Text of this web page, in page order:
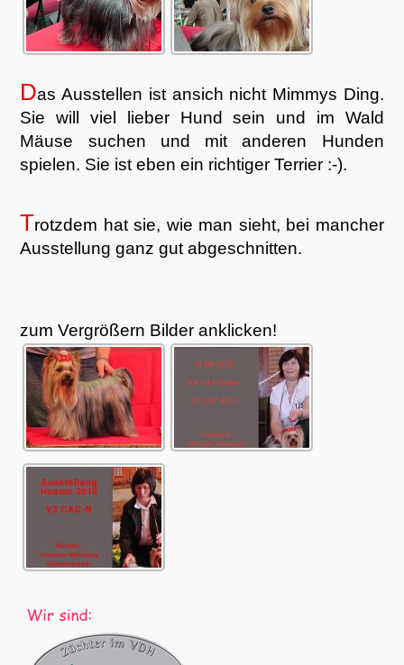
Das Ausstellen ist ansich nicht Mimmys Ding.
Sie will viel lieber Hund sein und im Wald
Mäuse suchen und mit anderen Hunden
spielen. Sie ist eben ein richtiger Terrier :-).
Trotzdem hat sie, wie man sieht, bei mancher
Ausstellung ganz gut abgeschnitten.
zum Vergrößern Bilder anklicken!